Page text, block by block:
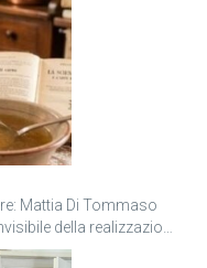
Mattia Di Tommaso
della realizzazione